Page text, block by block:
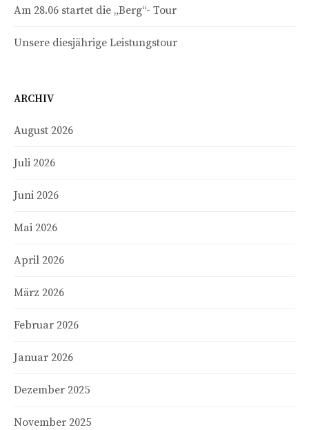
Am 28.06 startet die „Berg“- Tour
Unsere diesjährige Leistungstour
ARCHIV
August 2026
Juli 2026
Juni 2026
Mai 2026
April 2026
März 2026
Februar 2026
Januar 2026
Dezember 2025
November 2025